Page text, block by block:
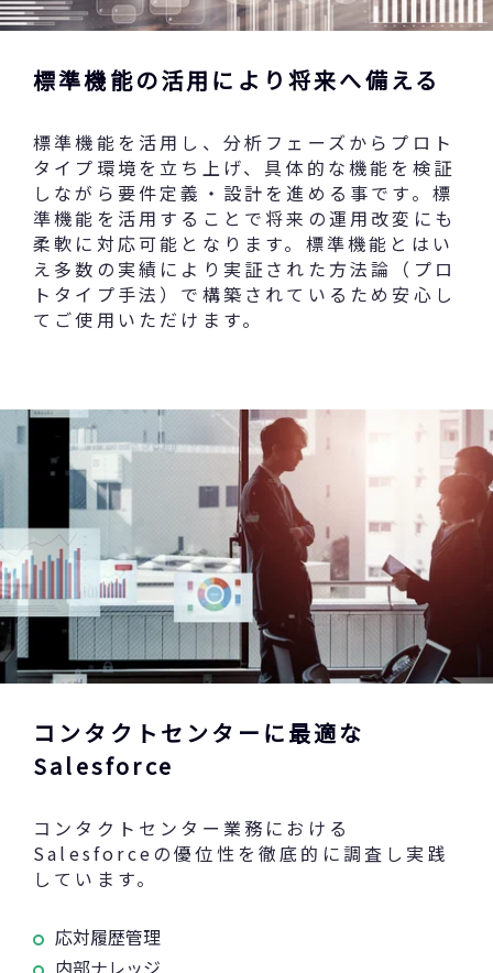
標準機能の活用により将来へ備える
標準機能を活用し、分析フェーズからプロト
タイプ環境を立ち上げ、具体的な機能を検証
しながら要件定義・設計を進める事です。標
準機能を活用することで将来の運用改変にも
柔軟に対応可能となります。標準機能とはい
え多数の実績により実証された方法論（プロ
トタイプ手法）で構築されているため安心し
てご使用いただけます。
コンタクトセンターに最適な
Salesforce
コンタクトセンター業務における
Salesforceの優位性を徹底的に調査し実践
しています。
応対履歴管理